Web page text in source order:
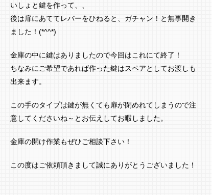
いしょと鍵を作って、、
後は扉にあててレバーをひねると、ガチャン！と無事開き
ました！(*^^*)
金庫の中に鍵はありましたので今回はこれにて終了！
ちなみにご希望であれば作った鍵はスペアとしてお渡しも
出来ます。
この手のタイプは鍵が無くても扉が閉めれてしまうので注
意してくださいね～とお伝えしてお暇しました。
金庫の開け作業もぜひご相談下さい！
この度はご依頼頂きまして誠にありがとうございました！